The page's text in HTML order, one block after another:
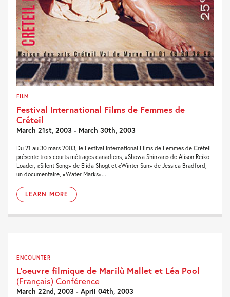
FILM
Festival International Films de Femmes de
Créteil
March 21st, 2003 - March 30th, 2003
Du 21 au 30 mars 2003, le Festival International Films de Femmes de Créteil
présente trois courts métrages canadiens, «Showa Shinzan» de Alison Reiko
Loader, «Silent Song» de Elida Shogt et «Winter Sun» de Jessica Bradford,
un documentaire, «Water Marks»...
LEARN MORE
ENCOUNTER
L’oeuvre filmique de Marilù Mallet et Léa Pool
(Français) Conférence
March 22nd, 2003 - April 04th, 2003